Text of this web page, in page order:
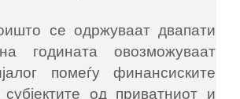
се одржуваат двапати
годината овозможуваат
помеѓу финансиските
субјектите од приватниот и